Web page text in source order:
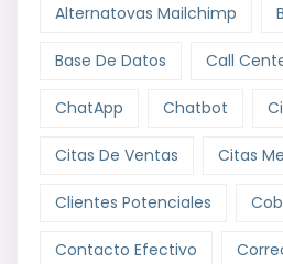
Alternatovas Mailchimp
Base De Datos Call
ChatApp Chatbot
Citas De Ventas Citas
Clientes Potenciales
Contacto Efectivo